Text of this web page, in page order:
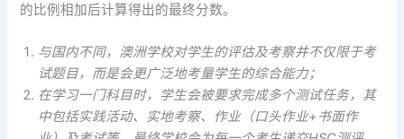
的比例相加后计算得出的最终分数。
与国内不同，澳洲学校对学生的评估及考察并不仅限于考
试题目，而是会更广泛地考量学生的综合能力；
在学习一门科目时，学生会被要求完成多个测试任务，其
中包括实践活动、实地考察、作业（口头作业+书面作